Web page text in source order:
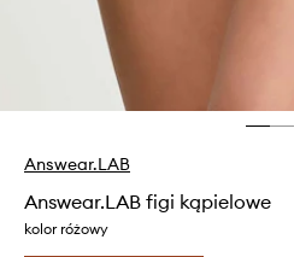
Answear.LAB
Answear.LAB figi kąpielowe
kolor różowy